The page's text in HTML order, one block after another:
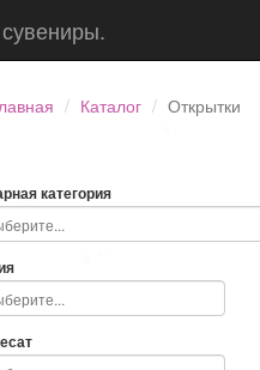
Каталог Открытки
категория